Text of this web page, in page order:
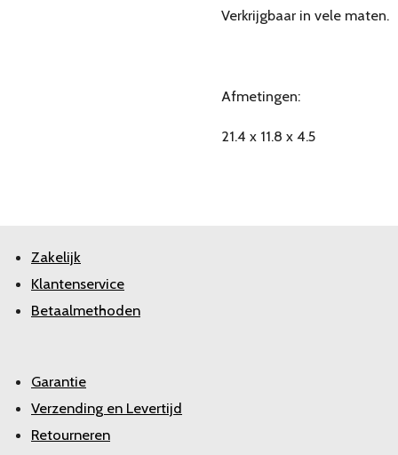
Verkrijgbaar in vele maten.
Afmetingen:
21.4 x 11.8 x 4.5
Zakelijk
Klantenservice
Betaalmethoden
Garantie
Verzending en Levertijd
Retourneren